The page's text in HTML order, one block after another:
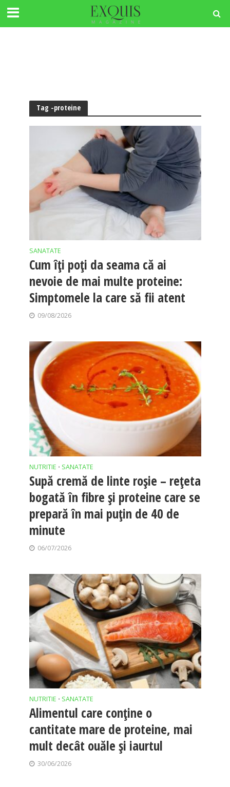
Tag -proteine
SANATATE
Cum îți poți da seama că ai
nevoie de mai multe proteine:
Simptomele la care să fii atent
09/08/2026
NUTRITIE • SANATATE
Supă cremă de linte roșie – rețeta
bogată în fibre și proteine care se
prepară în mai puțin de 40 de
minute
06/07/2026
NUTRITIE • SANATATE
Alimentul care conține o
cantitate mare de proteine, mai
mult decât ouăle și iaurtul
30/06/2026